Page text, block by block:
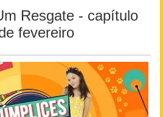
Resgate - capítulo
fevereiro